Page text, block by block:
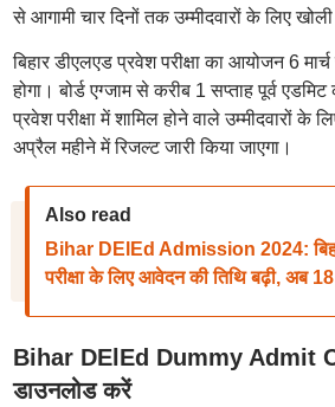
से आगामी चार दिनों तक उम्मीदवारों के लिए
बिहार डीएलएड प्रवेश परीक्षा का आयोजन 6
होगा। बोर्ड एग्जाम से करीब 1 सप्ताह पूर्व
प्रवेश परीक्षा में शामिल होने वाले उम्मीदवारों के
अप्रैल महीने में रिजल्ट जारी किया जाएगा।
Also read
Bihar DElEd Admission 2024:
परीक्षा के लिए आवेदन की तिथि बढ़ी, अब
Bihar DElEd Dummy Admit
डाउनलोड करें